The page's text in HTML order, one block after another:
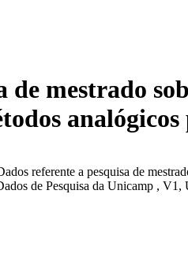
de mestrado
referente a pesquisa de
de Pesquisa da Unicamp ,